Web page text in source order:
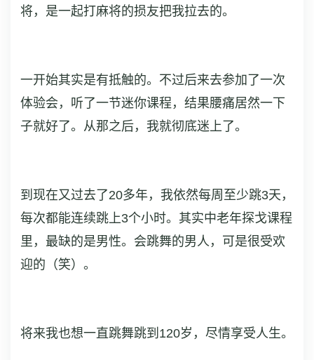
将，是一起打麻将的损友把我拉去的。
一开始其实是有抵触的。不过后来去参加了一次
体验会，听了一节迷你课程，结果腰痛居然一下
子就好了。从那之后，我就彻底迷上了。
到现在又过去了20多年，我依然每周至少跳3天，
每次都能连续跳上3个小时。其实中老年探戈课程
里，最缺的是男性。会跳舞的男人，可是很受欢
迎的（笑）。
将来我也想一直跳舞跳到120岁，尽情享受人生。